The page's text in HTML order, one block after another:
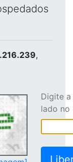
,
Digite
lado no